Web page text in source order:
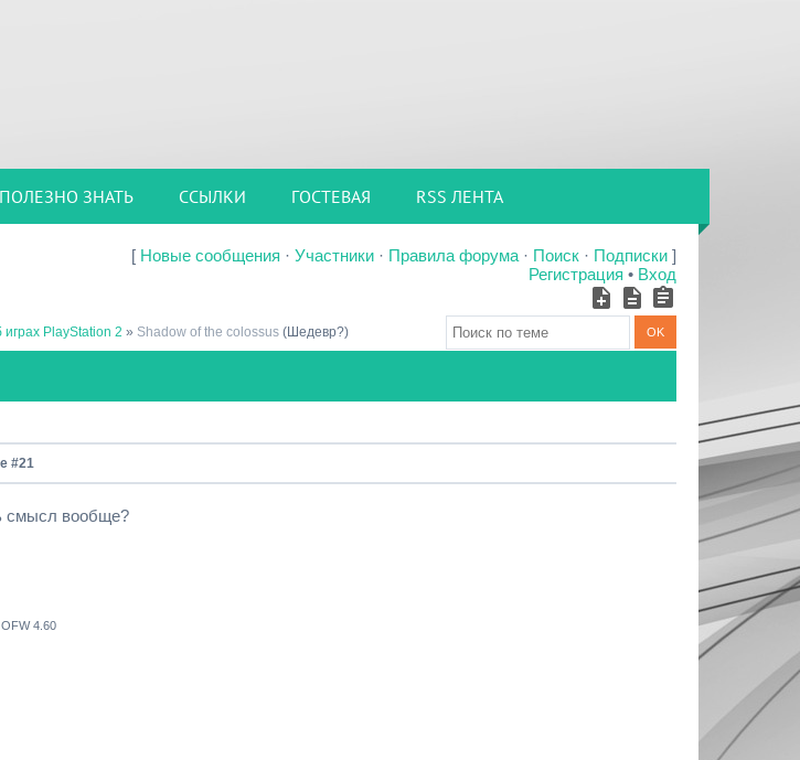
ПОЛЕЗНО ЗНАТЬ ССЫЛКИ ГОСТЕВАЯ RSS ЛЕНТА
[ Новые сообщения · Участники · Правила форума · Поиск · Подписки ]
Регистрация • Вход
играх PlayStation 2 » Shadow of the colossus (Шедевр?)
#21
смысл вообще?
4.60